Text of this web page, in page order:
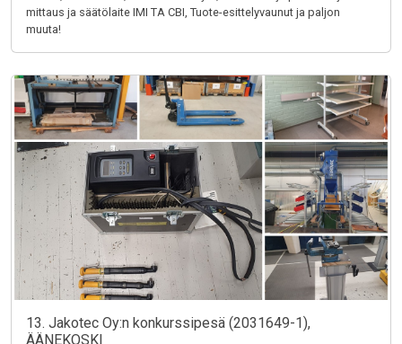
mittaus ja säätölaite IMI TA CBI, Tuote-esittelyvaunut ja paljon
muuta!
13. Jakotec Oy:n konkurssipesä (2031649-1),
ÄÄNEKOSKI